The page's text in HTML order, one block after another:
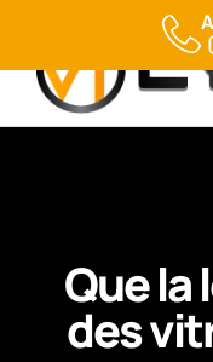
Que la
des